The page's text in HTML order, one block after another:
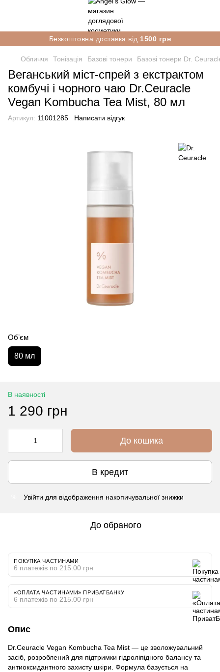
Безкоштовна доставка від 1500 грн
Обличчя Тонізація Базові тонери Базові тонери Dr.
Веганський міст-спрей з екстрактом
комбучі і чорного чаю Dr.Ceuracle
Vegan Kombucha Tea Mist, 80 мл
Артикул: 11001285 Написати відгук
Обʼєм
80 мл
В наявності
1 290 грн
До кошика
В кредит
Увійти для відображення накопичувальної знижки
До обраного
ПОКУПКА ЧАСТИНАМИ
6 платежів по 215.00 грн
«ОПЛАТА ЧАСТИНАМИ» ПРИВАТБАНКУ
6 платежів по 215.00 грн
Опис
Dr.Ceuracle Vegan Kombucha Tea Mist — це зволожувальний
засіб, розроблений для підтримки гідроліпідного балансу та
антиоксидантного захисту шкіри. Формула базується на